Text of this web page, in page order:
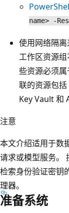
PowerShell
name> -
使用网络隔
工作区资源
些资源必须
联的资源包
Key Vault 和
注意
本文介绍适用于数
请求或模型服务。
检索身份验证密钥
理器。
准备系统